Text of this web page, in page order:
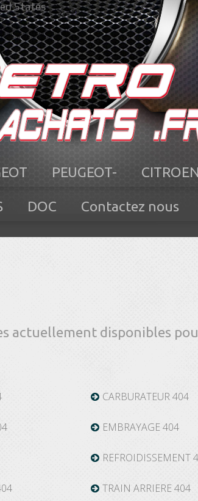
States
PEUGEOT- CITROEN
DOC Contactez nous
actuellement disponibles
CARBURATEUR 404
EMBRAYAGE 404
REFROIDISSEMENT
TRAIN ARRIERE 404